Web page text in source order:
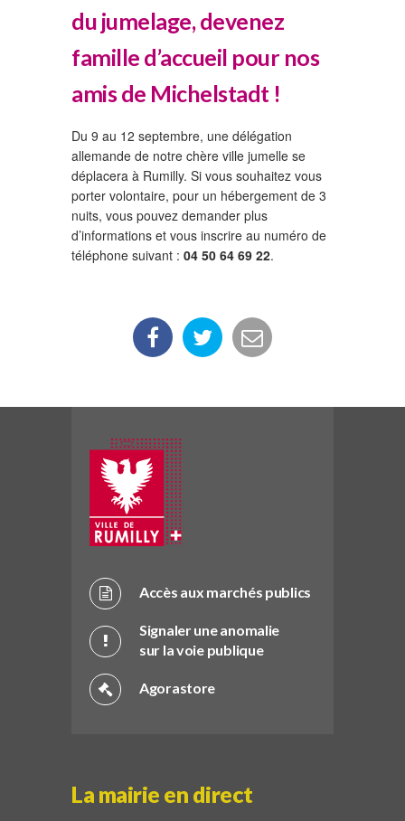
du jumelage, devenez
famille d’accueil pour nos
amis de Michelstadt !
Du 9 au 12 septembre, une délégation
allemande de notre chère ville jumelle se
déplacera à Rumilly. Si vous souhaitez vous
porter volontaire, pour un hébergement de 3
nuits, vous pouvez demander plus
d’informations et vous inscrire au numéro de
téléphone suivant : 04 50 64 69 22.
Accès aux marchés publics
Signaler une anomalie
sur la voie publique
Agorastore
La mairie en direct